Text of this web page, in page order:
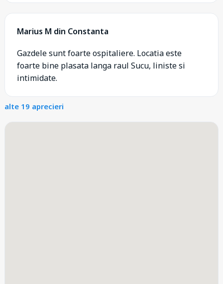
Marius M din Constanta
Gazdele sunt foarte ospitaliere. Locatia este
foarte bine plasata langa raul Sucu, liniste si
intimidate.
alte 19 aprecieri